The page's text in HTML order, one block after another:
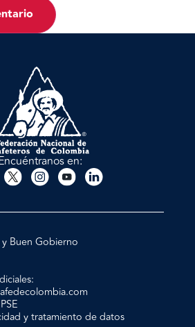
en:
Buen Gobierno
y tratamiento de datos